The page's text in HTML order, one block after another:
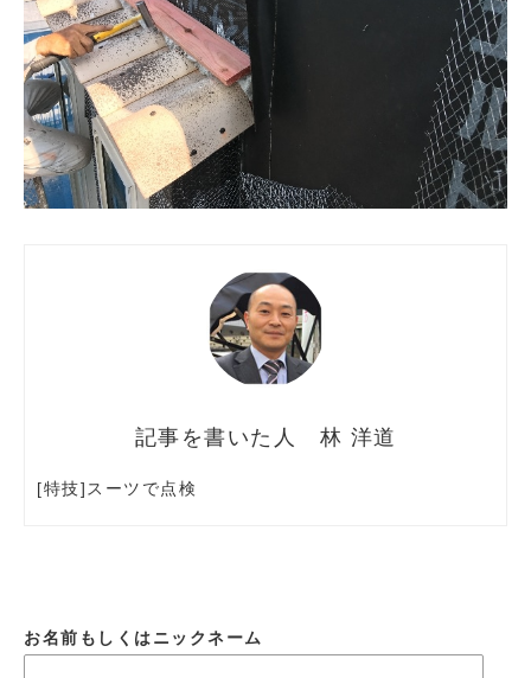
林 洋道
[特技]スーツで点検
お名前もしくはニックネーム